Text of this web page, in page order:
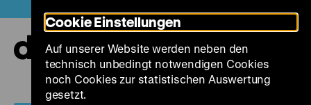
zum
Seiteninhalt
springen
Cookie Einstellungen
Auf unserer Website werden neben den
technisch unbedingt notwendigen Cookies
noch Cookies zur statistischen Auswertung
gesetzt.